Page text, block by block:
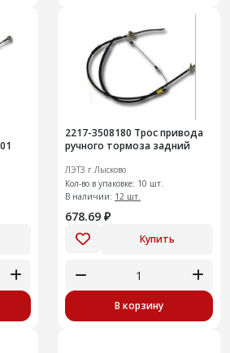
2217-3508180 Трос привода
ручного тормоза задний
ЛЭТЗ г.Лысково
Кол-во в упаковке: 10 шт.
В наличии: 12 шт.
678.69 ₽
Купить
В корзину